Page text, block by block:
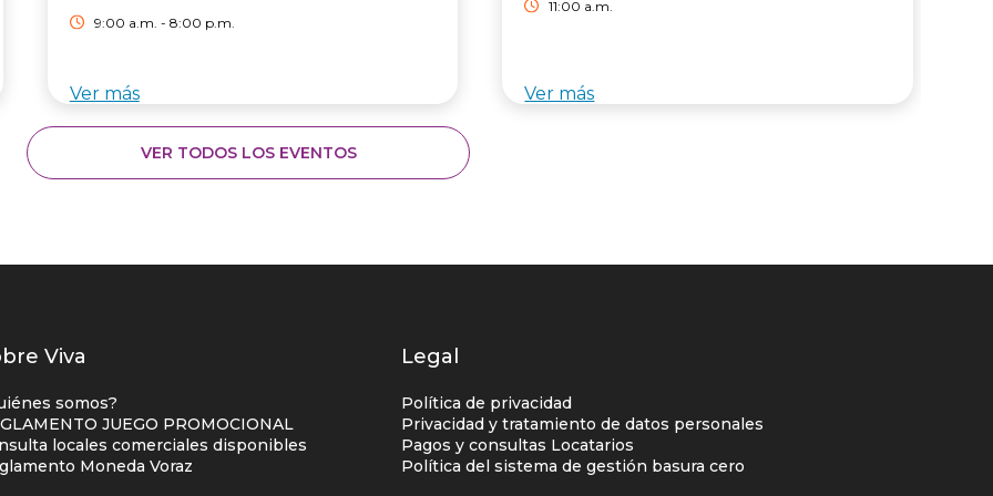
9:00 a.m. - 8:00 p.m.
Ver más
11:00 a.m.
Ver más
VER TODOS LOS EVENTOS
Viva
somos?
JUEGO PROMOCIONAL
locales comerciales disponibles
Moneda Voraz
Legal
Política de privacidad
Privacidad y tratamiento de datos personales
Pagos y consultas Locatarios
Política del sistema de gestión basura cero